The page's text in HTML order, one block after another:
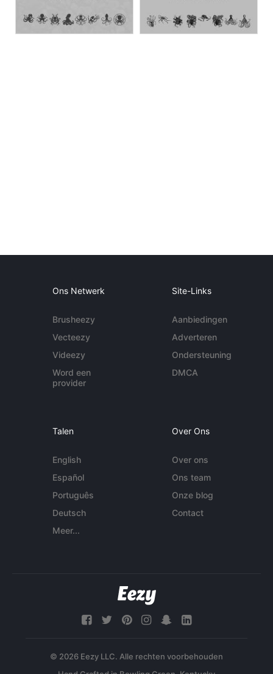
Ons Netwerk
Brusheezy
Vecteezy
Videezy
Word een
provider
Site-Links
Aanbiedingen
Adverteren
Ondersteuning
DMCA
Talen
English
Español
Português
Deutsch
Meer...
Over Ons
Over ons
Ons team
Onze blog
Contact
© 2026 Eezy LLC. Alle rechten voorbehouden